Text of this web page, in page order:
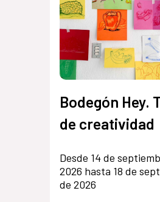
Bodegón Hey.
de creatividad
Desde 14 de
2026 hasta 18 de
de 2026